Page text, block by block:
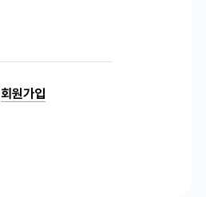
회원가입